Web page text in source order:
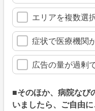
エリアを複数選
症状で医療機関
広告の量が過剰
■そのほか、病院なび
いましたら、ご自由